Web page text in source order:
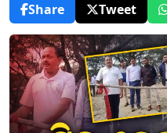
Share
Tweet